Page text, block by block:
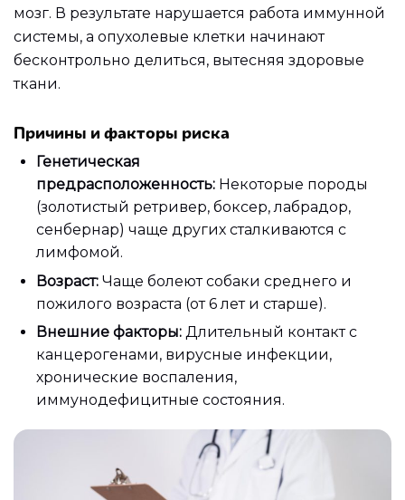
мозг. В результате нарушается работа иммунной
системы, а опухолевые клетки начинают
бесконтрольно делиться, вытесняя здоровые
ткани.
Причины и факторы риска
Генетическая
предрасположенность: Некоторые породы
(золотистый ретривер, боксер, лабрадор,
сенбернар) чаще других сталкиваются с
лимфомой.
Возраст: Чаще болеют собаки среднего и
пожилого возраста (от 6 лет и старше).
Внешние факторы: Длительный контакт с
канцерогенами, вирусные инфекции,
хронические воспаления,
иммунодефицитные состояния.